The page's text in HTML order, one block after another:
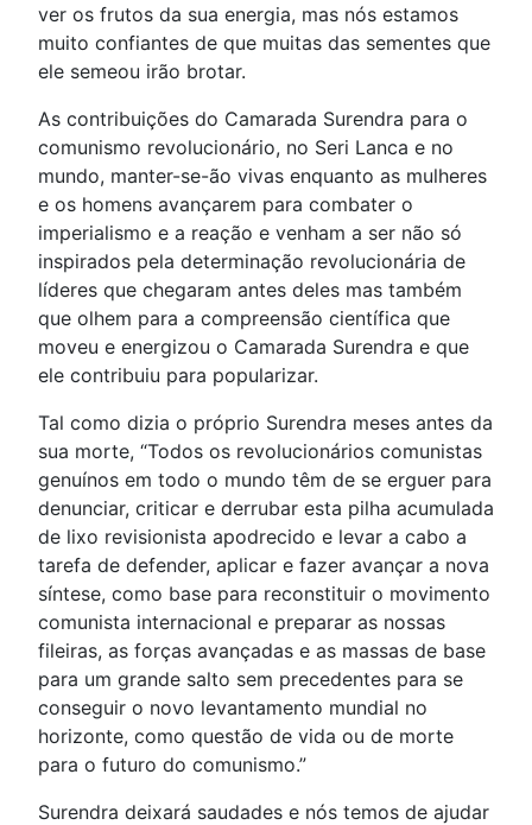
ver os frutos da sua energia, mas nós estamos
muito confiantes de que muitas das sementes que
ele semeou irão brotar.
As contribuições do Camarada Surendra para o
comunismo revolucionário, no Seri Lanca e no
mundo, manter-se-ão vivas enquanto as mulheres
e os homens avançarem para combater o
imperialismo e a reação e venham a ser não só
inspirados pela determinação revolucionária de
líderes que chegaram antes deles mas também
que olhem para a compreensão científica que
moveu e energizou o Camarada Surendra e que
ele contribuiu para popularizar.
Tal como dizia o próprio Surendra meses antes da
sua morte, “Todos os revolucionários comunistas
genuínos em todo o mundo têm de se erguer para
denunciar, criticar e derrubar esta pilha acumulada
de lixo revisionista apodrecido e levar a cabo a
tarefa de defender, aplicar e fazer avançar a nova
síntese, como base para reconstituir o movimento
comunista internacional e preparar as nossas
fileiras, as forças avançadas e as massas de base
para um grande salto sem precedentes para se
conseguir o novo levantamento mundial no
horizonte, como questão de vida ou de morte
para o futuro do comunismo.”
Surendra deixará saudades e nós temos de ajudar